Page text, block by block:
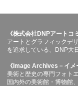
《株式会社DNPアート
アートとグラフィックデ
を追求している、DNP大
《Image Archives－イ
美術と歴史の専門フォト
国内外の美術館・博物館